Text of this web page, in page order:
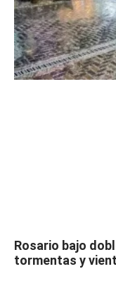
Rosario bajo
tormentas y